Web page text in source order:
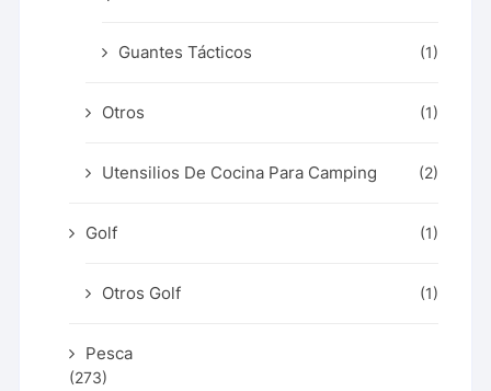
Guantes Tácticos (1)
Otros (1)
Utensilios De Cocina Para Camping (2)
Golf (1)
Otros Golf (1)
Pesca
(273)